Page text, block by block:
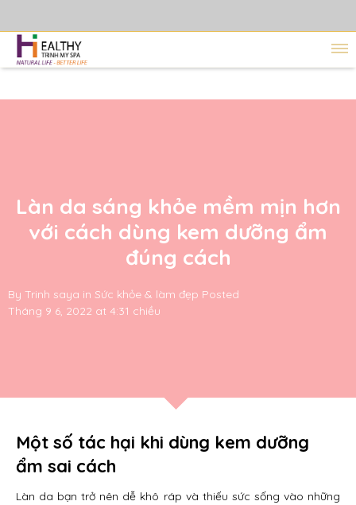
Làn da sáng khỏe mềm mịn hơn
với cách dùng kem dưỡng ẩm
đúng cách
By Trinh saya in Sức khỏe & làm đẹp Posted
Tháng 9 6, 2022 at 4:31 chiều
Một số tác hại khi dùng kem dưỡng
ẩm sai cách
Làn da bạn trở nên dễ khô ráp và thiếu sức sống vào những